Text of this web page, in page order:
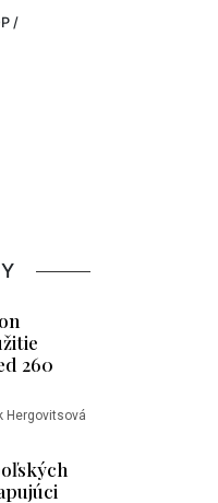
/
260
Hergovitsová